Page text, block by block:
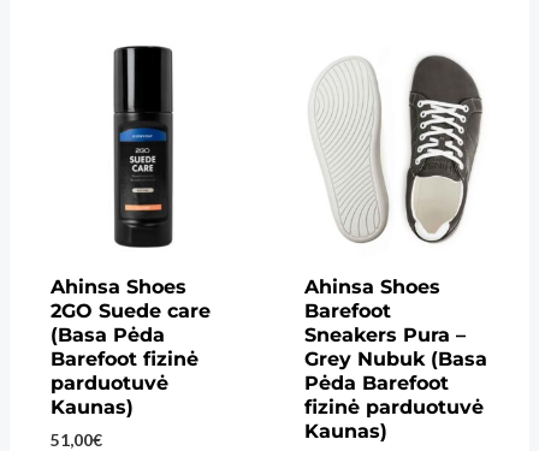
Ahinsa Shoes
2GO Suede care
(Basa Pėda
Barefoot fizinė
parduotuvė
Kaunas)
51,00€
Ahinsa Shoes
Barefoot
Sneakers Pura –
Grey Nubuk (Basa
Pėda Barefoot
fizinė parduotuvė
Kaunas)